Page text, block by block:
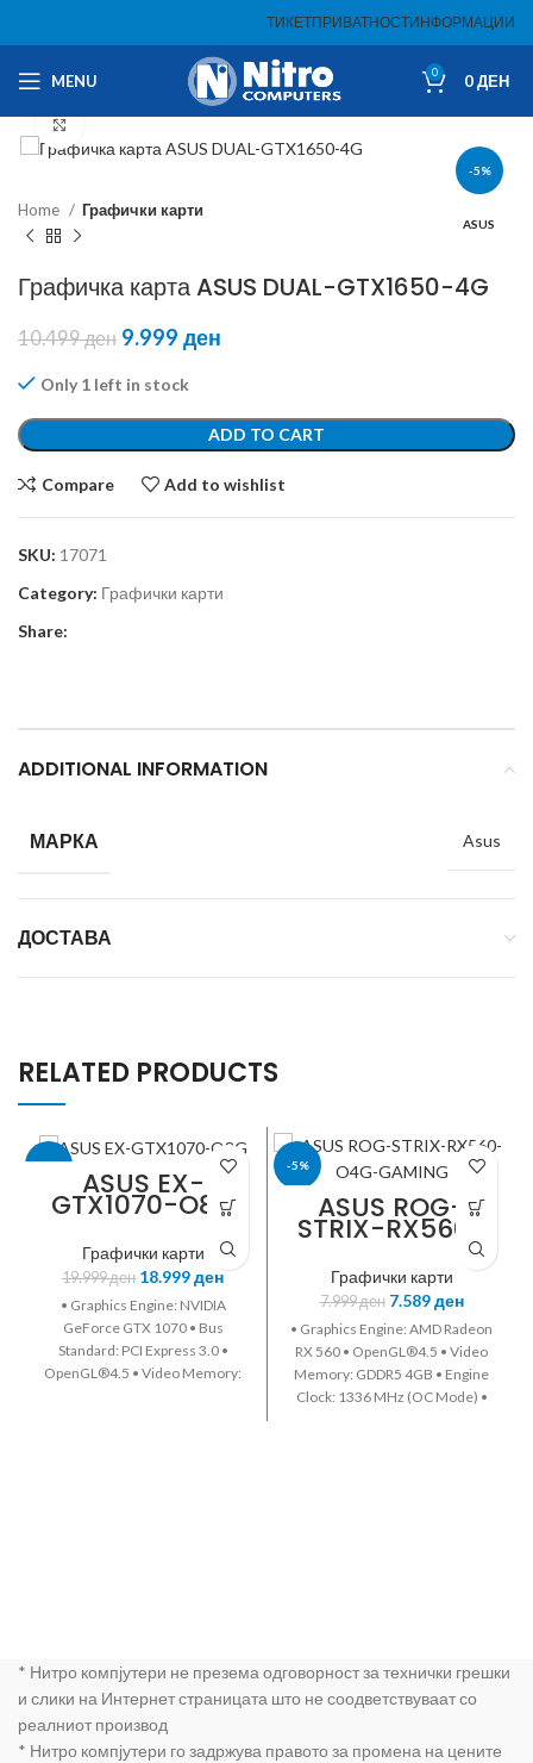
ТИКЕТПРИВАТНОСТИНФОРМАЦИИ
MENU 0 0ДЕН
-5%
ASUS
Home Графички карти
Графичка карта ASUS DUAL-GTX1650-4G
10.499ден 9.999 ден
Only 1 left in stock
ADD TO CART
Compare Add to wishlist
SKU: 17071
Category: Графички карти
Share:
ADDITIONAL INFORMATION
МАРКА Asus
ДОСТАВА
RELATED PRODUCTS
-5% ASUS EX-
GTX1070-O8G
Графички карти
19.999ден 18.999ден
• Graphics Engine: NVIDIA
GeForce GTX 1070 • Bus
Standard: PCI Express 3.0 •
OpenGL®4.5 • Video Memory:
-5%
ASUS ASUS ROG-
STRIX-RX560-
O4G-GAMING
Графички карти
7.999ден 7.589ден
• Graphics Engine: AMD Radeon
RX 560 • OpenGL®4.5 • Video
Memory: GDDR5 4GB • Engine
Clock: 1336 MHz (OC Mode) •
x3.5 Centimeter
* Нитро компјутери не презема одговорност за технички грешки
и слики на Интернет страницата што не соодветствуваат со
реалниот производ
* Нитро компјутери го задржува правото за промена на цените